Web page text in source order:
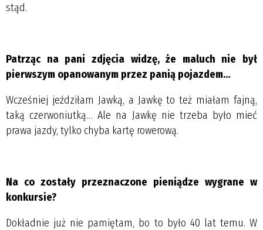
stąd.
Patrząc na pani zdjęcia widzę, że maluch nie był
pierwszym opanowanym przez panią pojazdem…
Wcześniej jeździłam Jawką, a Jawkę to też miałam fajną,
taką czerwoniutką… Ale na Jawkę nie trzeba było mieć
prawa jazdy, tylko chyba kartę rowerową.
Na co zostały przeznaczone pieniądze wygrane w
konkursie?
Dokładnie już nie pamiętam, bo to było 40 lat temu. W